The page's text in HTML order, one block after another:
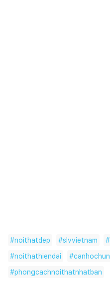
#noithatdep #slvvietnam #
#noithathiendai #
#phongcachnoithatnhatban